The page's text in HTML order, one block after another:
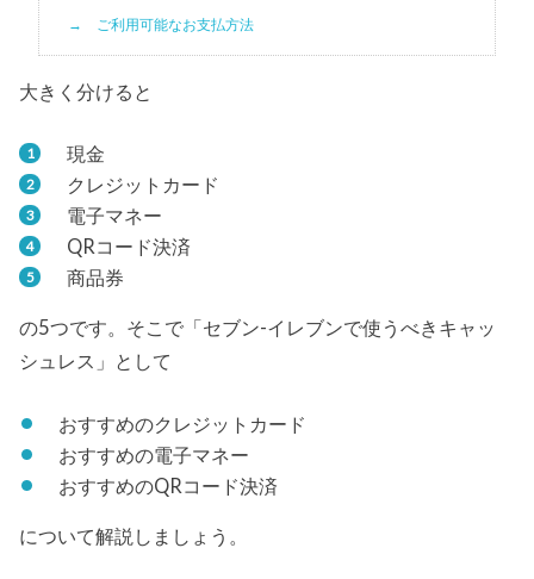
ご利用可能なお支払方法
大きく分けると
現金
クレジットカード
電子マネー
QRコード決済
商品券
の5つです。そこで「セブン-イレブンで使うべきキャッ
シュレス」として
おすすめのクレジットカード
おすすめの電子マネー
おすすめのQRコード決済
について解説しましょう。